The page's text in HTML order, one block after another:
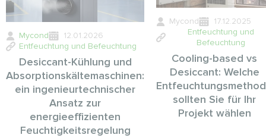
Mycond
12.01.2026
Entfeuchtung und Befeuchtung
Desiccant-Kühlung und
Absorptionskältemaschinen:
ein ingenieurtechnischer
Ansatz zur
energieeffizienten
Feuchtigkeitsregelung
Mycond
17.12.2025
Entfeuchtung und
Befeuchtung
Cooling-based vs
Desiccant: Welche
sollten Sie für Ihr
Projekt wählen